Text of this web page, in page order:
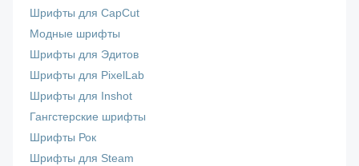
Шрифты для CapCut
Модные шрифты
Шрифты для Эдитов
Шрифты для PixelLab
Шрифты для Inshot
Гангстерские шрифты
Шрифты Рок
Шрифты для Steam